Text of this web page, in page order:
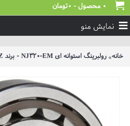
0 محصول - 0تومان
نمایش منو
خانه رولبرینگ استوانه ای NJ320-EM - برند ZWZ